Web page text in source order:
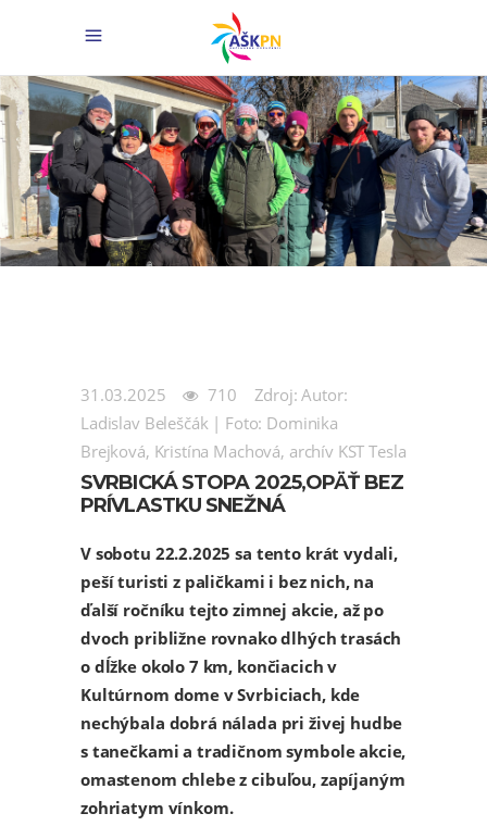
31.03.2025 710
Zdroj: Autor:
Ladislav Beleščák | Foto: Dominika
Brejková, Kristína Machová, archív KST Tesla
SVRBICKÁ STOPA 2025,OPÄŤ BEZ
PRÍVLASTKU SNEŽNÁ
V sobotu 22.2.2025 sa tento krát vydali,
peší turisti z paličkami i bez nich, na
ďalší ročníku tejto zimnej akcie, až po
dvoch približne rovnako dlhých trasách
o dĺžke okolo 7 km, končiacich v
Kultúrnom dome v Svrbiciach, kde
nechýbala dobrá nálada pri živej hudbe
s tanečkami a tradičnom symbole akcie,
omastenom chlebe z cibuľou, zapíjaným
zohriatym vínkom.